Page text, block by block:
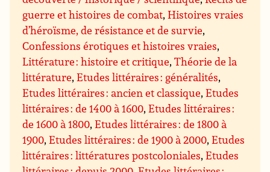
guerre et histoires de combat,Histoires vraies
d’héroïsme, de résistance et de survie,
Confessions érotiques et histoires vraies,
Littérature : histoire et critique,Théorie de la
littérature,Etudes littéraires : généralités,
Etudes littéraires : ancien et classique,Etudes
littéraires : de 1400 à 1600,Etudes littéraires :
de 1600 à 1800,Etudes littéraires : de 1800 à
1900,Etudes littéraires : de 1900 à 2000,Etudes
littéraires : littératures postcoloniales,Etudes